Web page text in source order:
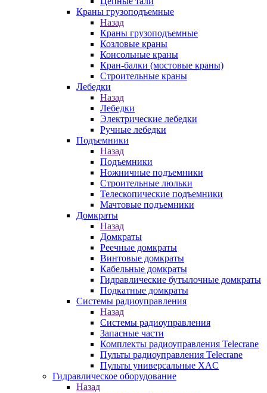
Краны грузоподъемные
Назад
Краны грузоподъемные
Козловые краны
Консольные краны
Кран-балки (мостовые краны)
Строительные краны
Лебедки
Назад
Лебедки
Электрические лебедки
Ручные лебедки
Подъемники
Назад
Подъемники
Ножничные подъемники
Строительные люльки
Телескопические подъемники
Мачтовые подъемники
Домкраты
Назад
Домкраты
Реечные домкраты
Винтовые домкраты
Кабельные домкраты
Гидравлические бутылочные домкраты
Подкатные домкраты
Системы радиоуправления
Назад
Системы радиоуправления
Запасные части
Комплекты радиоуправления Telecrane
Пульты радиоуправления Telecrane
Пульты универсальные XAC
Гидравлическое оборудование
Назад